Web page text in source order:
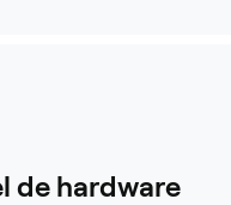
de hardware